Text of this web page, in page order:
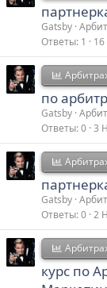
Gatsby
Ответы 1
по
Gatsby
Ответы 0 3
Gatsby
Ответы 0 2
курс по